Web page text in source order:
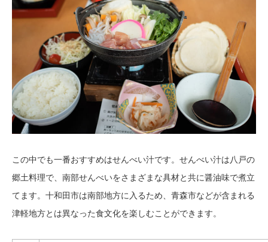
この中でも一番おすすめはせんべい汁です。せんべい汁は八戸の
郷土料理で、南部せんべいをさまざまな具材と共に醤油味で煮立
てます。十和田市は南部地方に入るため、青森市などが含まれる
津軽地方とは異なった食文化を楽しむことができます。